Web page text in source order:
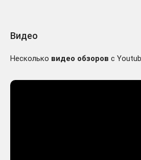
Видео
Несколько видео обзоров с